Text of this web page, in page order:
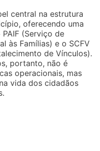
central na estrutura
oferecendo uma
(Serviço de
às Famílias) e o SCFV
de Vínculos).
portanto, não é
operacionais, mas
vida dos cidadãos